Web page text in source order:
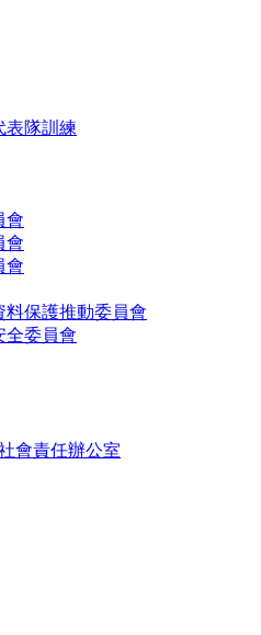
表隊訓練
會
會
會
料保護推動委員會
全委員會
會責任辦公室